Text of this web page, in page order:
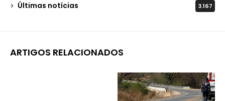
Últimas notícias 3.167
ARTIGOS RELACIONADOS